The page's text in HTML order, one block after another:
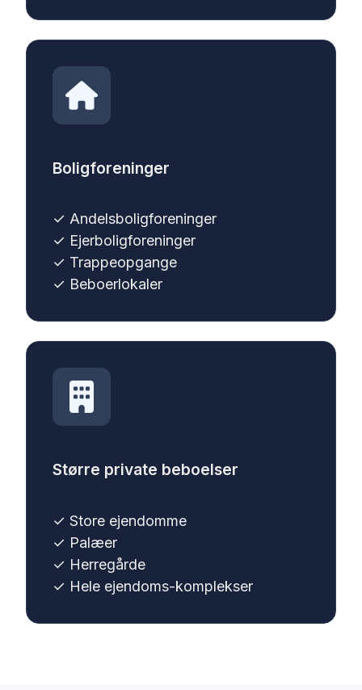
Boligforeninger
✓ Andelsboligforeninger
✓ Ejerboligforeninger
✓ Trappeopgange
✓ Beboerlokaler
Større private beboelser
✓ Store ejendomme
✓ Palæer
✓ Herregårde
✓ Hele ejendoms-komplekser